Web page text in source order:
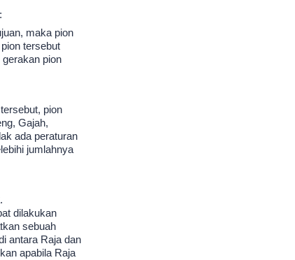
maka pion
tersebut
pion
pion
Gajah,
ada peraturan
jumlahnya
.
dilakukan
sebuah
antara Raja dan
apabila Raja